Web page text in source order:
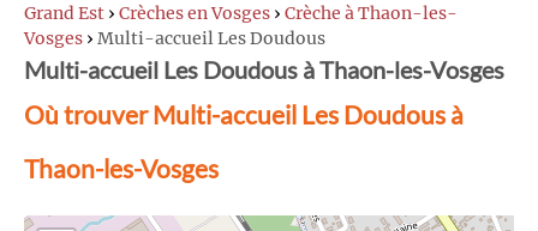
Grand Est › Crèches en Vosges › Crèche à Thaon-les-
Vosges › Multi-accueil Les Doudous
Multi-accueil Les Doudous à Thaon-les-Vosges
Où trouver Multi-accueil Les Doudous à
Thaon-les-Vosges